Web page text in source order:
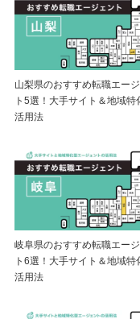
山梨県のおすすめ転職エー
ト5選！大手サイト＆地域特
活用法
岐阜県のおすすめ転職エー
ト6選！大手サイト＆地域特
活用法